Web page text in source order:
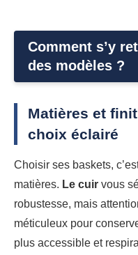
Comment s’y
des modèles ?
Matières et
choix éclairé
Choisir ses baskets,
matières. Le cuir vous
robustesse, mais
méticuleux pour
plus accessible et